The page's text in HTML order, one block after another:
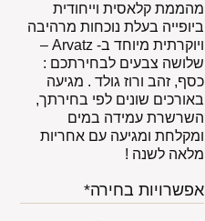
מהממת קלאסית וייחודית
ביופייה בעלת נוכחות מרהיבה
ויוקרתית מיוחד ב- Arvatz –
שלושה צבעים לבחירתכם :
כסף, זהב ורוז גולד . מגיעה
באורכים שונים לפי בחירתך,
השרשרת עמידה במים
ומקלחת ומגיעה עם אחריות
מלאה לשנה !
אפשרויות בחירה*